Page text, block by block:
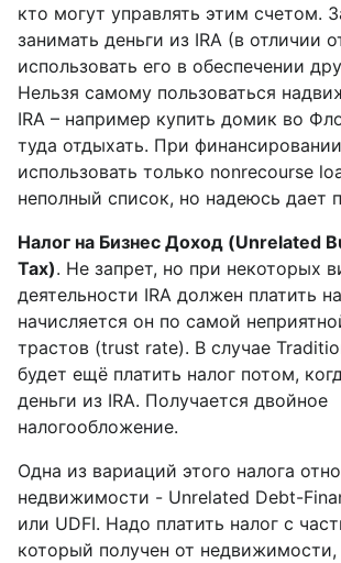
кто могут управлять этим счетом.
занимать деньги из IRA (в отличии
использовать его в обеспечении
Нельзя самому пользоваться
IRA – например купить домик во
туда отдыхать. При
использовать только nonrecourse
неполный список, но надеюсь дает
Налог на Бизнес Доход (Unrelated
Tax). Не запрет, но при некоторых
деятельности IRA должен платить
начисляется он по самой
трастов (trust rate). В случае
будет ещё платить налог потом,
деньги из IRA. Получается двойное
налогообложение.
Oдна из вариаций этого налога
недвижимости - Unrelated Debt-
или UDFI. Надо платить налог с
который получен от недвижимости,